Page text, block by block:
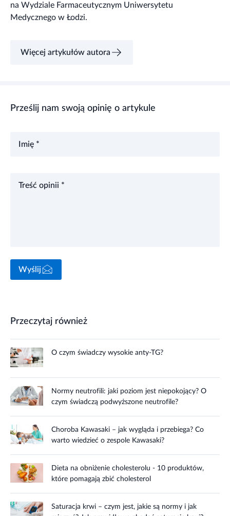
na Wydziale Farmaceutycznym Uniwersytetu
Medycznego w Łodzi.
Więcej artykułów autora
Prześlij nam swoją opinię o artykule
Imię *
Treść opinii *
Wyślij
Przeczytaj również
O czym świadczy wysokie anty-TG?
Normy neutrofili: jaki poziom jest niepokojący? O
czym świadczą podwyższone neutrofile?
Choroba Kawasaki – jak wygląda i przebiega? Co
warto wiedzieć o zespole Kawasaki?
Dieta na obniżenie cholesterolu - 10 produktów,
które pomagają zbić cholesterol
Saturacja krwi – czym jest, jakie są normy i jak